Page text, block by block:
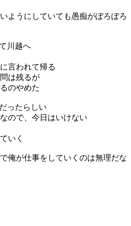
ようにしていても愚痴がぼろぼろ
川越へ
言われて帰る
は残るが
のやめた
ったらしい
ので、今日はいけない
いく
俺が仕事をしていくのは無理だな